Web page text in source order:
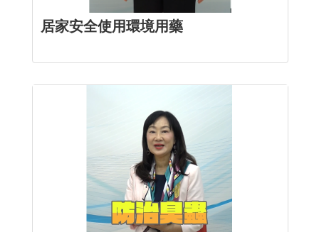
居家安全使用環境用藥